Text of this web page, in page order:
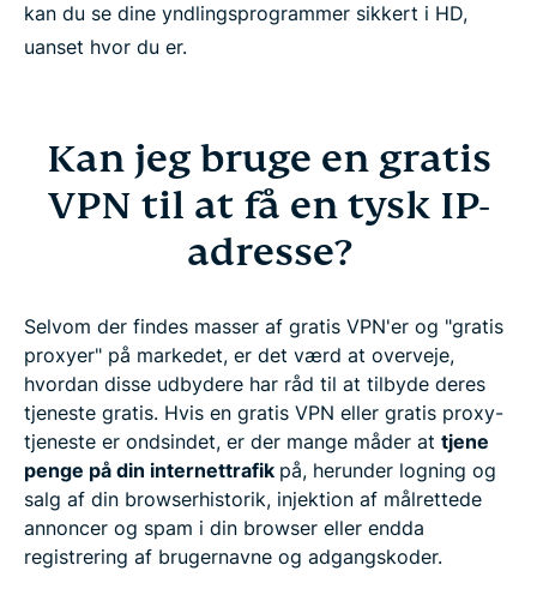
kan du se dine yndlingsprogrammer sikkert i HD,
uanset hvor du er.
Kan jeg bruge en gratis
VPN til at få en tysk IP-
adresse?
Selvom der findes masser af gratis VPN'er og "gratis
proxyer" på markedet, er det værd at overveje,
hvordan disse udbydere har råd til at tilbyde deres
tjeneste gratis. Hvis en gratis VPN eller gratis proxy-
tjeneste er ondsindet, er der mange måder at tjene
penge på din internettrafik på, herunder logning og
salg af din browserhistorik, injektion af målrettede
annoncer og spam i din browser eller endda
registrering af brugernavne og adgangskoder.